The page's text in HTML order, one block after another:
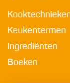
Keukentermen
Ingrediënten
Boeken